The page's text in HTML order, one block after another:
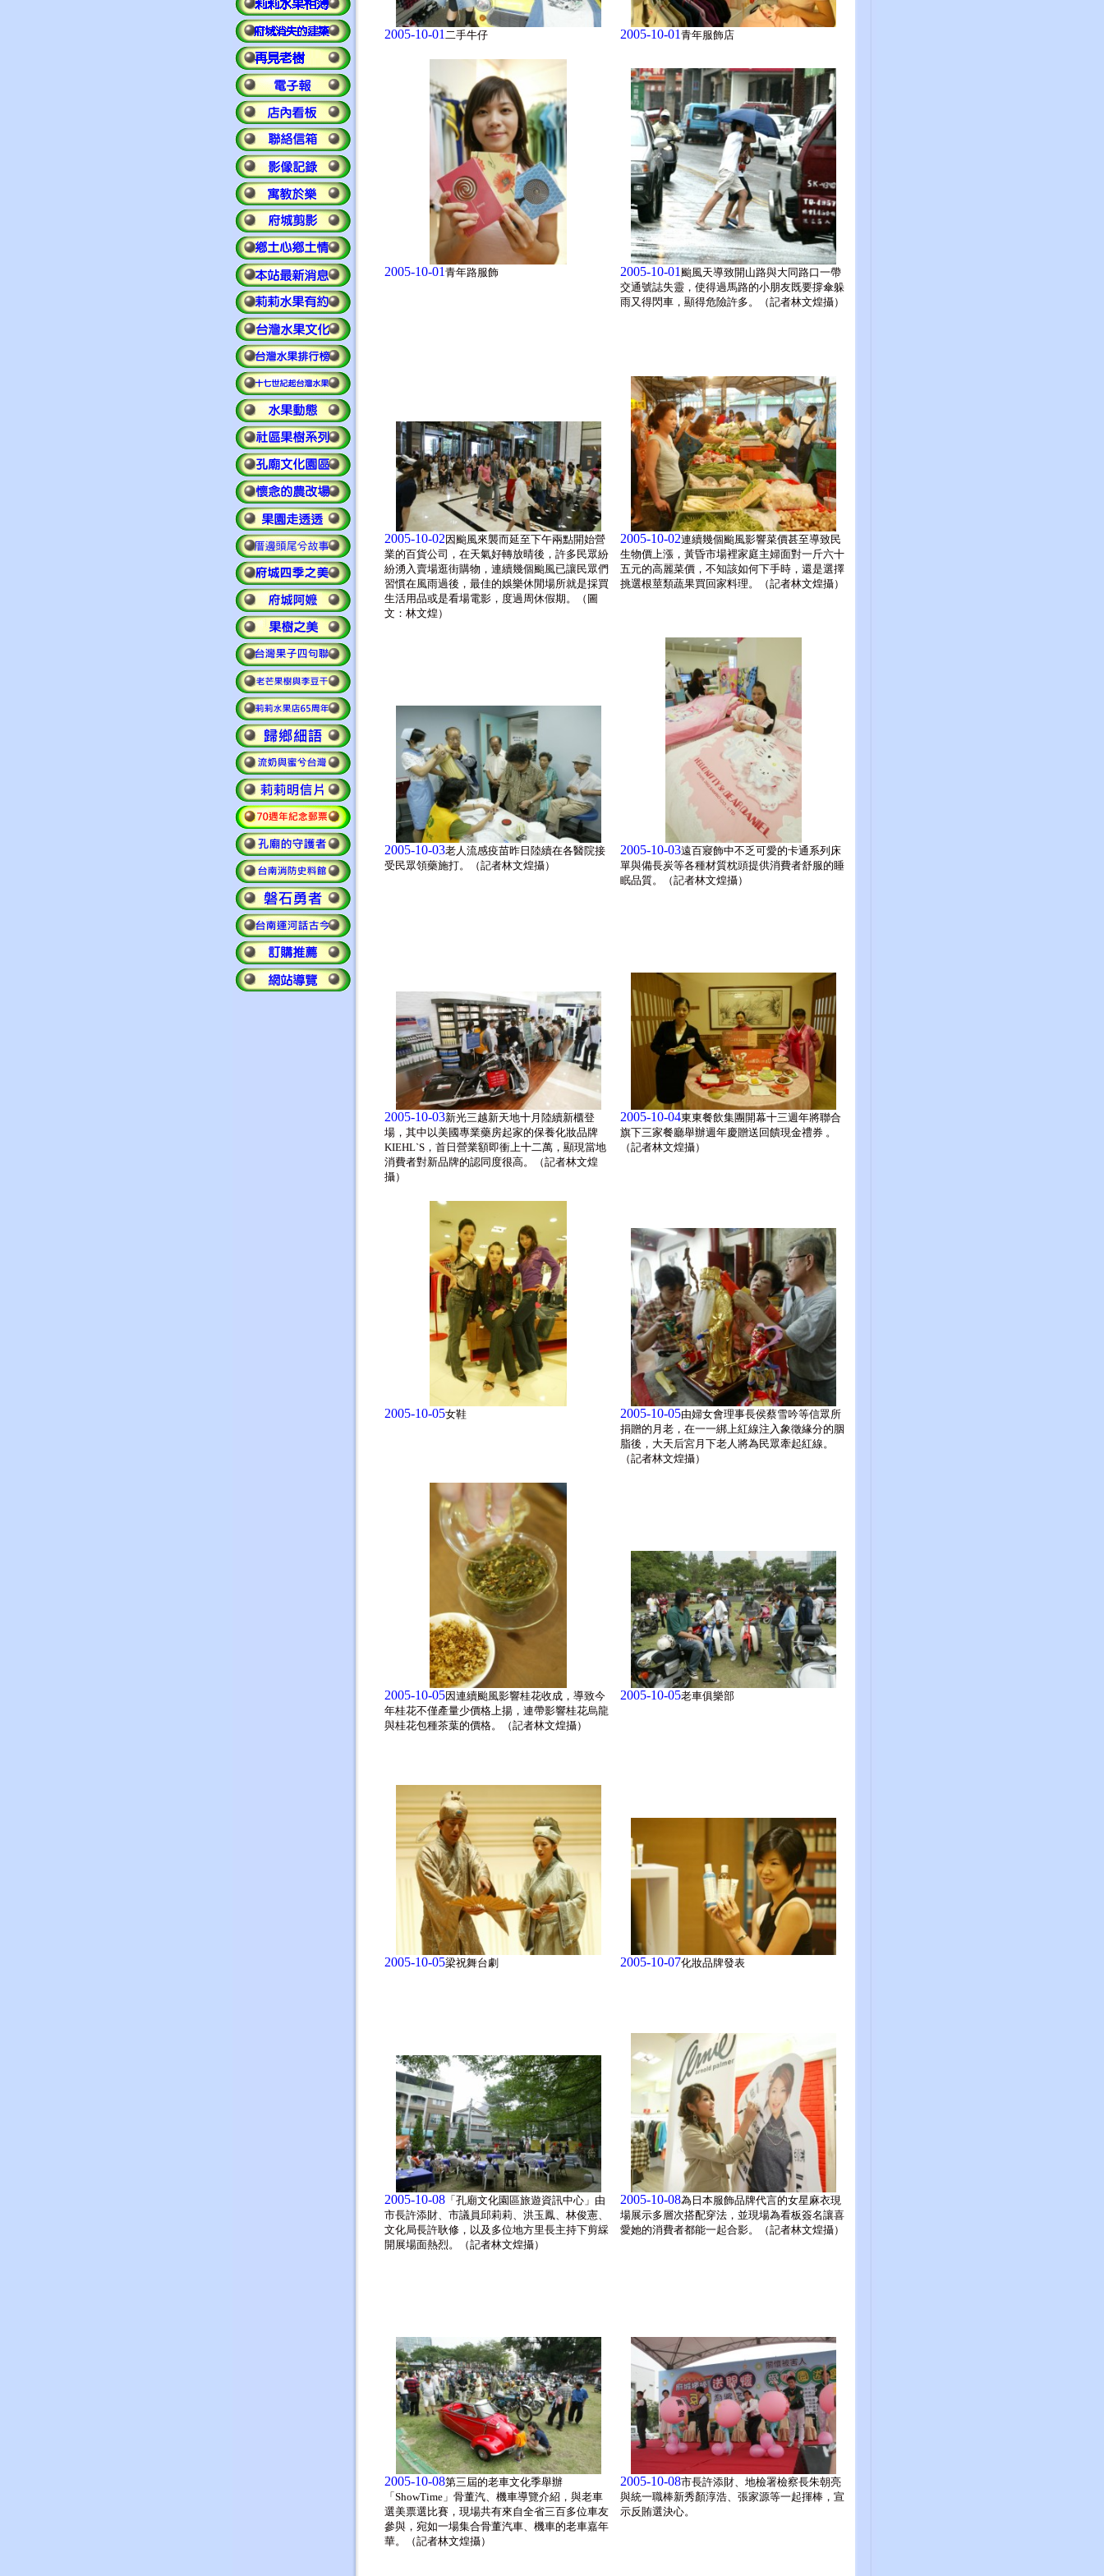
2005-10-01 二手牛仔 2005-10-01 青年服飾店
2005-10-01 青年路服飾 2005-10-01 颱風天導致開山路與大同路口一帶
交通號誌失靈，使得過馬路的小朋友既要撐傘躲
雨又得閃車，顯得危險許多。（記者林文煌攝）
2005-10-02 因颱風來襲而延至下午兩點開始營
業的百貨公司，在天氣好轉放晴後，許多民眾紛
紛湧入賣場逛街購物，連續幾個颱風已讓民眾們
習慣在風雨過後，最佳的娛樂休閒場所就是採買
生活用品或是看場電影，度過周休假期。（圖
文：林文煌）
2005-10-02連續幾個颱風影響菜價甚至導致民
生物價上漲，黃昏市場裡家庭主婦面對一斤六十
五元的高麗菜價，不知該如何下手時，還是選擇
挑選根莖類蔬果買回家料理。（記者林文煌攝）
2005-10-03老人流感疫苗昨日陸續在各醫院接
受民眾領藥施打。（記者林文煌攝）
2005-10-03遠百寢飾中不乏可愛的卡通系列床
單與備長炭等各種材質枕頭提供消費者舒服的睡
眠品質。（記者林文煌攝）
2005-10-03新光三越新天地十月陸續新櫃登
場，其中以美國專業藥房起家的保養化妝品牌
KIEHL`S，首日營業額即衝上十二萬，顯現當地
消費者對新品牌的認同度很高。（記者林文煌
攝）
2005-10-04東東餐飲集團開幕十三週年將聯合
旗下三家餐廳舉辦週年慶贈送回饋現金禮券 。
（記者林文煌攝）
2005-10-05女鞋 2005-10-05由婦女會理事長侯蔡雪吟等信眾所
捐贈的月老，在一一綁上紅線注入象徵緣分的胭
脂後，大天后宮月下老人將為民眾牽起紅線。
（記者林文煌攝）
2005-10-05因連續颱風影響桂花收成，導致今
年桂花不僅產量少價格上揚，連帶影響桂花烏龍
與桂花包種茶葉的價格。（記者林文煌攝）
2005-10-05老車俱樂部
2005-10-05梁祝舞台劇 2005-10-07化妝品牌發表
2005-10-08 「孔廟文化園區旅遊資訊中心」由
市長許添財、市議員邱莉莉、洪玉鳳、林俊憲、
文化局長許耿修，以及多位地方里長主持下剪綵
開展場面熱烈。（記者林文煌攝）
2005-10-08為日本服飾品牌代言的女星麻衣現
場展示多層次搭配穿法，並現場為看板簽名讓喜
愛她的消費者都能一起合影。（記者林文煌攝）
2005-10-08第三屆的老車文化季舉辦
「ShowTime」骨董汽、機車導覽介紹，與老車
選美票選比賽，現場共有來自全省三百多位車友
參與，宛如一場集合骨董汽車、機車的老車嘉年
華。（記者林文煌攝）
2005-10-08市長許添財、地檢署檢察長朱朝亮
與統一職棒新秀顏淳浩、張家源等一起揮棒，宣
示反賄選決心。